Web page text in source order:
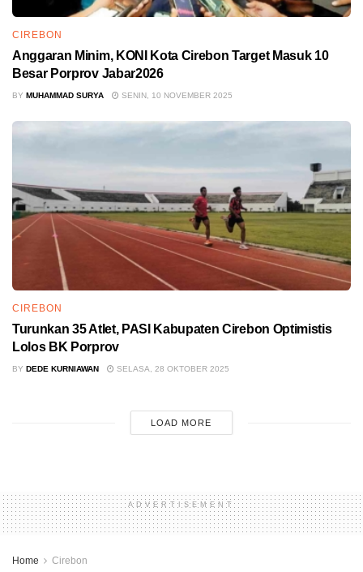
CIREBON
Anggaran Minim, KONI Kota Cirebon Target Masuk 10
Besar Porprov Jabar2026
BY MUHAMMAD SURYA SENIN, 10 NOVEMBER 2025
CIREBON
Turunkan 35 Atlet, PASI Kabupaten Cirebon Optimistis
Lolos BK Porprov
BY DEDE KURNIAWAN SELASA, 28 OKTOBER 2025
LOAD MORE
ADVERTISEMENT
Home Cirebon